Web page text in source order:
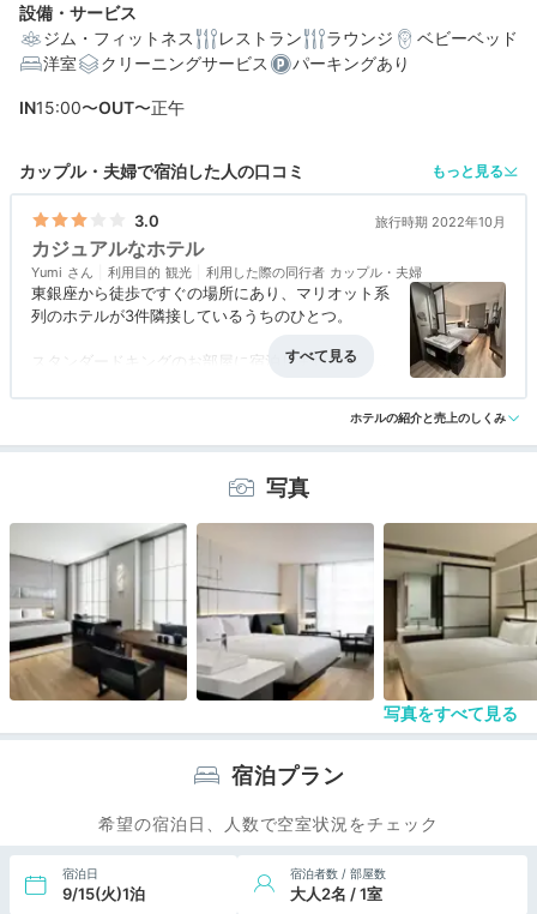
編集部おすすめの３つのポイント
スペイン料理や和洋にフォーまで！海外気分な朝食ビュ
銀座を見下ろすテラスにライブラリー…シックに寛げる館
内施設
設備・サービス
ジム・フィットネス
レストラン ラウンジ
ベビーベッド
洋室
クリーニングサービス パーキングあり
IN15:00〜OUT〜正午
カップル・夫婦で宿泊した人の口コミ もっと見る
3.0 旅行時期 2022年10月
カジュアルなホテル
Yumi 利用目的 観光 利用した際の同行者 カップル・夫婦
東銀座から徒歩ですぐの場所にあり、マリオット系
列のホテルが3件隣接しているうちのひとつ。
スタンダードキングのお部屋に宿泊しましたが、バ
ホテルステイを楽しむというよりは、ショッピング
や観光に便利な立地が利点のホテルだと思います。
良かったポイントとしてはパジャマがセパレートな
こと、スリッパが割とふかふかしていること、朝食
のブッフェが充実していることです。
アクセス 4.0 コスパ 3.0 客室 3.0 接客対応 3.0 風呂 2.0
ホテルの紹介と売上のしくみ
写真
写真をすべて見る
宿泊プラン
希望の宿泊日、人数で空室状況をチェック
宿泊日
9/15(火)1泊
宿泊者数 / 部屋数
大人2名 / 1室